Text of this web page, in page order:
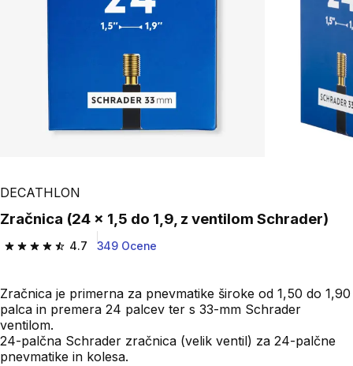
DECATHLON
Zračnica (24 x 1,5 do 1,9, z ventilom Schrader)
4.7
4.7 od 5 zvezdic from 349 ocene
349 Ocene
Zračnica je primerna za pnevmatike široke od 1,50 do 1,90
palca in premera 24 palcev ter s 33-mm Schrader
ventilom.
24-palčna Schrader zračnica (velik ventil) za 24-palčne
pnevmatike in kolesa.